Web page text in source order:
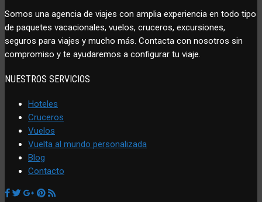
Somos una agencia de viajes con amplia experiencia en todo tipo
de paquetes vacacionales, vuelos, cruceros, excursiones,
seguros para viajes y mucho más. Contacta con nosotros sin
compromiso y te ayudaremos a configurar tu viaje.
NUESTROS SERVICIOS
Hoteles
Cruceros
Vuelos
Vuelta al mundo personalizada
Blog
Contacto